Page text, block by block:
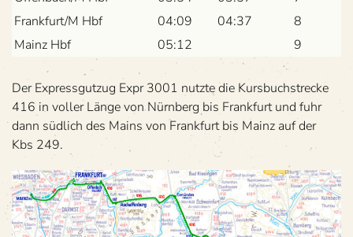
Frankfurt/M Hbf
04:09 04:37
8
Mainz Hbf
05:12 9
Der Express­gut­zug Expr 3001 nutzte die Kurs­buch­stre­cke
416 in vol­ler Länge von Nürn­berg bis Frank­furt und fuhr
dann süd­lich des Mains von Frank­furt bis Mainz auf der
Kbs 249.